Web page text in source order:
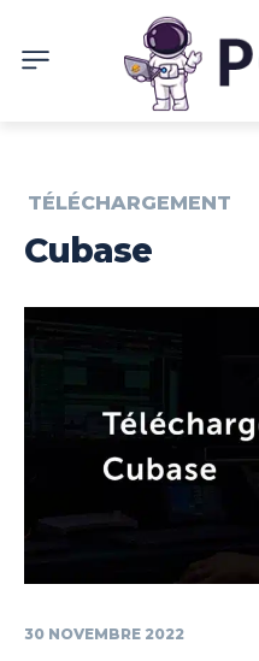
TÉLÉCHARGEMENT
Cubase
30 NOVEMBRE 2022